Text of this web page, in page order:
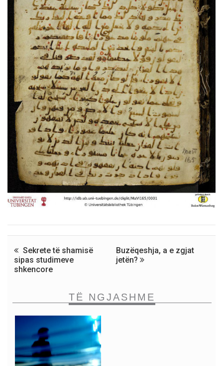
Sekrete të shamisë
sipas studimeve
shkencore
Buzëqeshja, a e zgjat
jetën?
TË NGJASHME